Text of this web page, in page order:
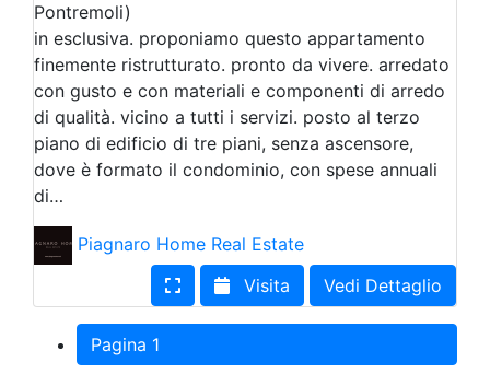
Pontremoli)
in esclusiva. proponiamo questo appartamento
finemente ristrutturato. pronto da vivere. arredato
con gusto e con materiali e componenti di arredo
di qualità. vicino a tutti i servizi. posto al terzo
piano di edificio di tre piani, senza ascensore,
dove è formato il condominio, con spese annuali
di…
Piagnaro Home Real Estate
Visita
Vedi Dettaglio
Pagina 1